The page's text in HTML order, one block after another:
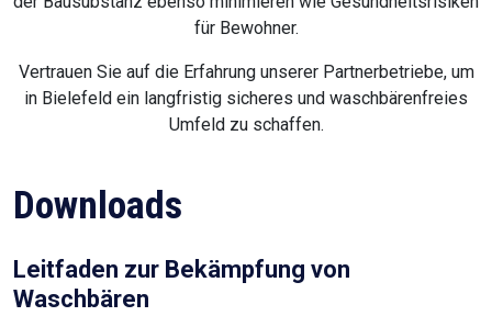
für Bewohner.
Vertrauen Sie auf die Erfahrung unserer Partnerbetriebe, um
in Bielefeld ein langfristig sicheres und waschbärenfreies
Umfeld zu schaffen.
Downloads
Leitfaden zur Bekämpfung von
Waschbären